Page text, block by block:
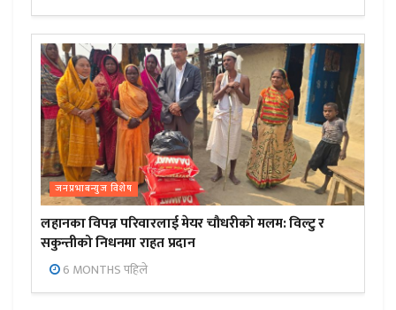
जनप्रभाबन्युज विशेष
लहानका विपन्न परिवारलाई मेयर चौधरीको मलम: विल्टु र
सकुन्तीको निधनमा राहत प्रदान
6 MONTHS पहिले